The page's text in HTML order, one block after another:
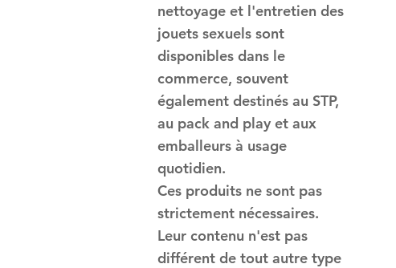
nettoyage et l'entretien des
jouets sexuels sont
disponibles dans le
commerce, souvent
également destinés au STP,
au pack and play et aux
emballeurs à usage
quotidien.
Ces produits ne sont pas
strictement nécessaires.
Leur contenu n'est pas
différent de tout autre type